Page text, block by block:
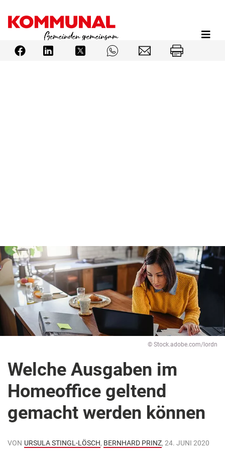
Inhalt
© Stock.adobe.com/lordn
Welche Ausgaben im
Homeoffice geltend
gemacht werden können
VON URSULA STINGL-LÖSCH, BERNHARD PRINZ, 24. JUNI 2020